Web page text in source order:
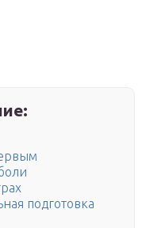
подготовка